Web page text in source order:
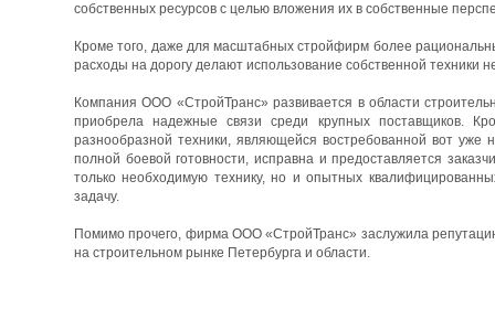
собственных ресурсов с целью вложения их в собственные
Кроме того, даже для масштабных стройфирм более
расходы на дорогу делают использование собственной техники
Компания ООО «СтройТранс» развивается в области
приобрела надежные связи среди крупных поставщиков.
разнообразной техники, являющейся востребованной вот уже
полной боевой готовности, исправна и предоставляется
только необходимую технику, но и опытных
задачу.
Помимо прочего, фирма ООО «СтройТранс» заслужила
на строительном рынке Петербурга и области.